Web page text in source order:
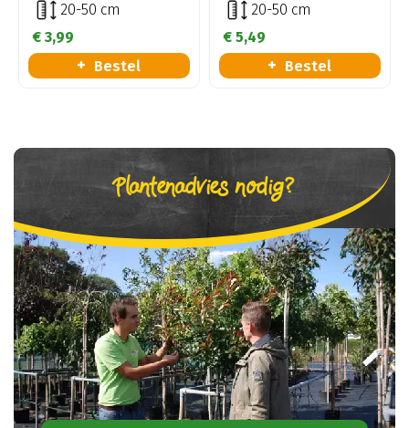
20-50 cm
€ 3,99
Bestel
20-50 cm
€ 5,49
Bestel
Plantenadvies nodig?